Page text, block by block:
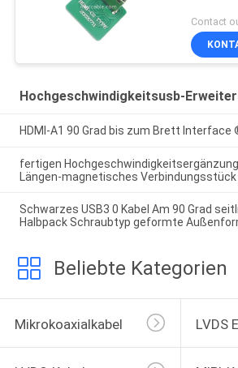
Hochgeschwindigkeitsusb-
HDMI-A1 90 Grad bis zum Brett Interface
fertigen
Längen-magnetisches Verbindungsstück
Schwarzes USB3 0 Kabel Am 90 Grad
Halbpack Schraubtyp geformte
Beliebte Kategorien
Mikrokoaxialkabel LVDS